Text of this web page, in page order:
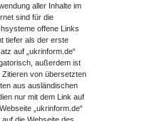
aller Inhalte im
sind für die
offene Links
tiefer als der erste
auf „ukrinform.de“
außerdem ist
Zitieren von übersetzten
aus ausländischen
nur mit dem Link auf
„ukrinform.de“
auf die Webseite des